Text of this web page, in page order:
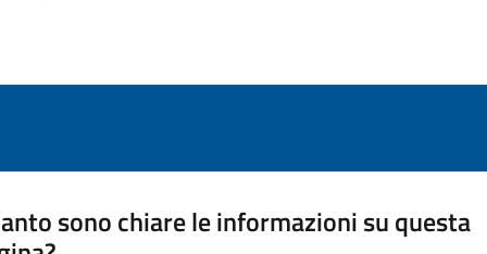
sono chiare le informazioni su questa